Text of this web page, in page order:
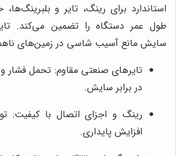
استاندارد برای رینگ، تایر و
طول عمر دستگاه را تضمین می‌کند.
سایش مانع آسیب شاسی در زمین‌های
تایرهای صنعتی مقاوم: تحمل فشار
در برابر سایش.
رینگ و اجزای اتصال با کیفیت:
افزایش پایداری.